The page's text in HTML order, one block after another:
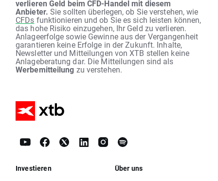
verlieren Geld beim CFD-Handel mit diesem
Anbieter. Sie sollten überlegen, ob Sie verstehen, wie
CFDs funktionieren und ob Sie es sich leisten können,
das hohe Risiko einzugehen, Ihr Geld zu verlieren.
Anlageerfolge sowie Gewinne aus der Vergangenheit
garantieren keine Erfolge in der Zukunft. Inhalte,
Newsletter und Mitteilungen von XTB stellen keine
Anlageberatung dar. Die Mitteilungen sind als
Werbemitteilung zu verstehen.
Investieren Über uns